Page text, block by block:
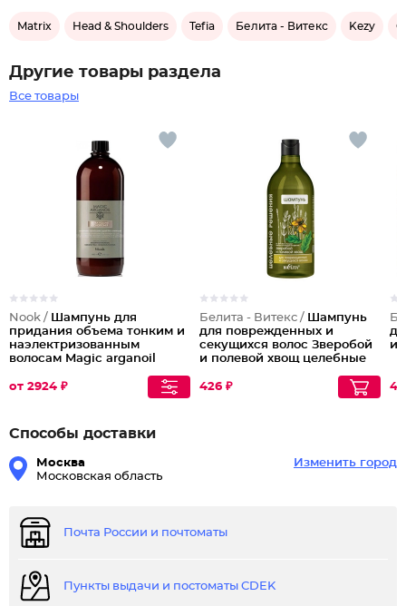
Matrix Head & Shoulders Tefia Белита - Витекс Kezy
Другие товары раздела
Все товары
Nook / Шампунь для
придания объема тонким и
наэлектризованным
волосам Magic arganoil
от 2924 ₽
Белита - Витекс / Шампунь
для поврежденных и
секущихся волос Зверобой
и полевой хвощ целебные
426 ₽
и
Способы доставки
Москва
Московская область
Изменить город
Почта России и почтоматы
Пункты выдачи и постоматы CDEK